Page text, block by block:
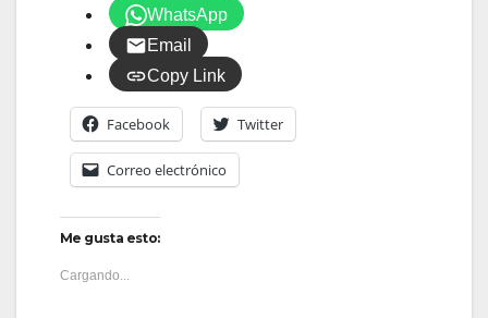
WhatsApp
Email
Copy Link
Facebook Twitter
Correo electrónico
Me gusta esto:
Cargando...